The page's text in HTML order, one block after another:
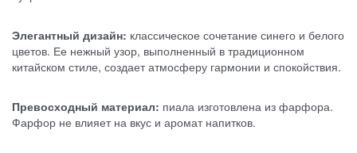
Элегантный дизайн: классическое сочетание синего и белого
цветов. Ее нежный узор, выполненный в традиционном
китайском стиле, создает атмосферу гармонии и спокойствия.
Превосходный материал: пиала изготовлена ​​из фарфора.
Фарфор не влияет на вкус и аромат напитков.